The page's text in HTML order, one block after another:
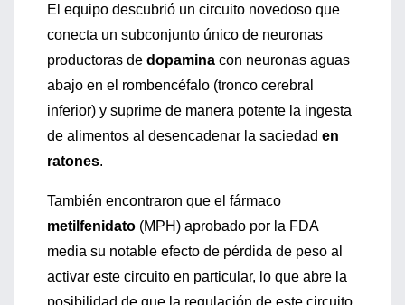
El equipo descubrió un circuito novedoso que
conecta un subconjunto único de neuronas
productoras de dopamina con neuronas aguas
abajo en el rombencéfalo (tronco cerebral
inferior) y suprime de manera potente la ingesta
de alimentos al desencadenar la saciedad en
ratones.
También encontraron que el fármaco
metilfenidato (MPH) aprobado por la FDA
media su notable efecto de pérdida de peso al
activar este circuito en particular, lo que abre la
posibilidad de que la regulación de este circuito